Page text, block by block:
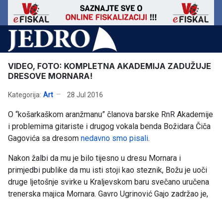
VIDEO, FOTO: KOMPLETNA AKADEMIJA ZADUŽUJE
DRESOVE MORNARA!
Kategorija: Art 28 Jul 2016
O “košarkaškom aranžmanu” članova barske RnR Akademije
i problemima gitariste i drugog vokala benda Božidara Čiča
Gagovića sa dresom nedavno smo pisali.
Nakon žalbi da mu je bilo tijesno u dresu Mornara i
primjedbi publike da mu isti stoji kao steznik, Božu je uoči
druge ljetošnje svirke u Kraljevskom baru svečano uručena
trenerska majica Mornara. Gavro Ugrinović Gajo zadržao je,